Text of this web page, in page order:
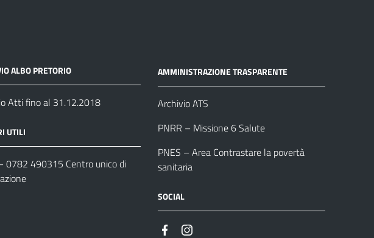
ALBO PRETORIO
Atti fino al 31.12.2018
UTILI
0782 490315 Centro unico di
AMMINISTRAZIONE TRASPARENTE
Archivio ATS
PNRR – Missione 6 Salute
PNES – Area Contrastare la povertà
sanitaria
SOCIAL